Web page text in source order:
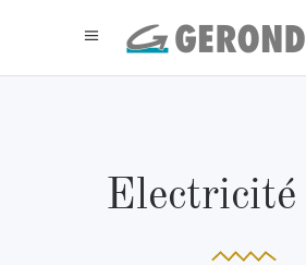
Electricité